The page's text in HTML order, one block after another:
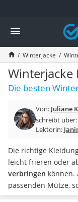
Die beliebtesten
Mode
Boxershorts
Cellulite-Leggings
Herrensocken
Polarisierte
Hausschuhe Herren
Suunto-Uhr
Überzieh-Sonnenbrille
Sneaker Herren
Geldbörse Herren
Knirps-Regenschirm
Periodenunterwäsche
RFID-Schutzkarte
Winterjacke
Winterjacke
Die besten
Von: Juliane
schreibt über:
Lektorin:
Die richtige
leicht frieren oder
verbringen können.
passenden Mütze,
auf eine